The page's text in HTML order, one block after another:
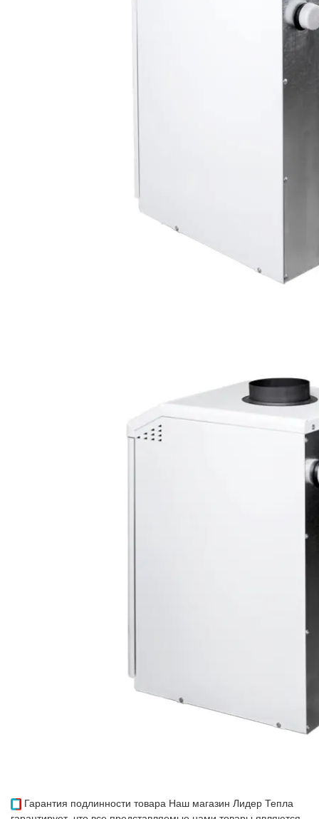
Гарантия подлинности товара Наш магазин Лидер Тепла